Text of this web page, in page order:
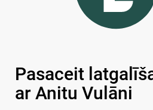
Pasaceit
ar Anitu Vulāni